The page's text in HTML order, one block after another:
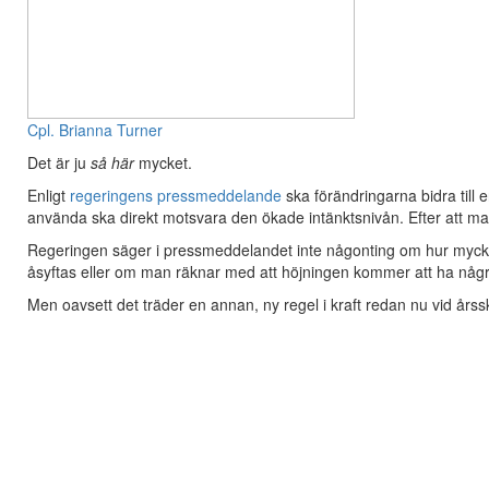
Cpl. Brianna Turner
Det är ju så härmycket.
Enligt regeringens pressmeddelande ska förändringarna bidra till
använda ska direkt motsvara den ökade intänktsnivån. Efter att
Regeringen säger i pressmeddelandet inte någonting om hur
åsyftas eller om man räknar med att höjningen kommer att ha
Men oavsett det träder en annan, ny regel i kraft redan nu vid